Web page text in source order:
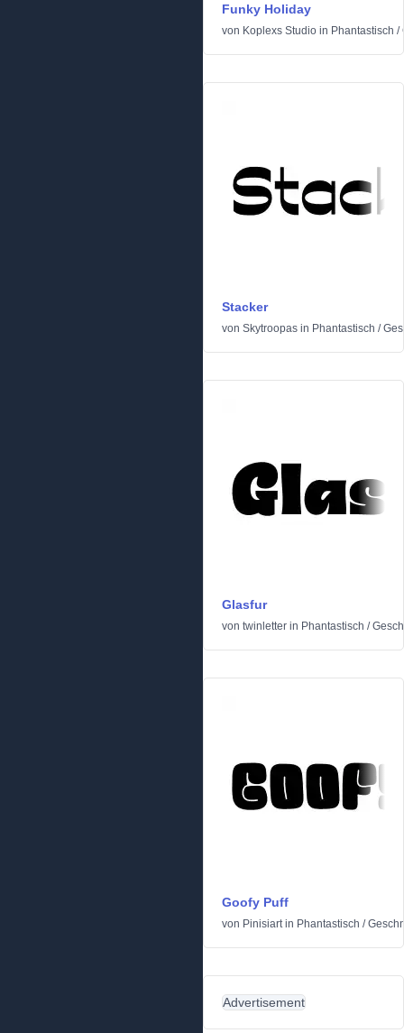
Funky Holiday
von Koplexs Studio in Phantastisch /
Stacker
von Skytroopas in Phantastisch /
Glasfur
von twinletter in Phantastisch /
Goofy Puff
von Pinisiartin Phantastisch /
Advertisement